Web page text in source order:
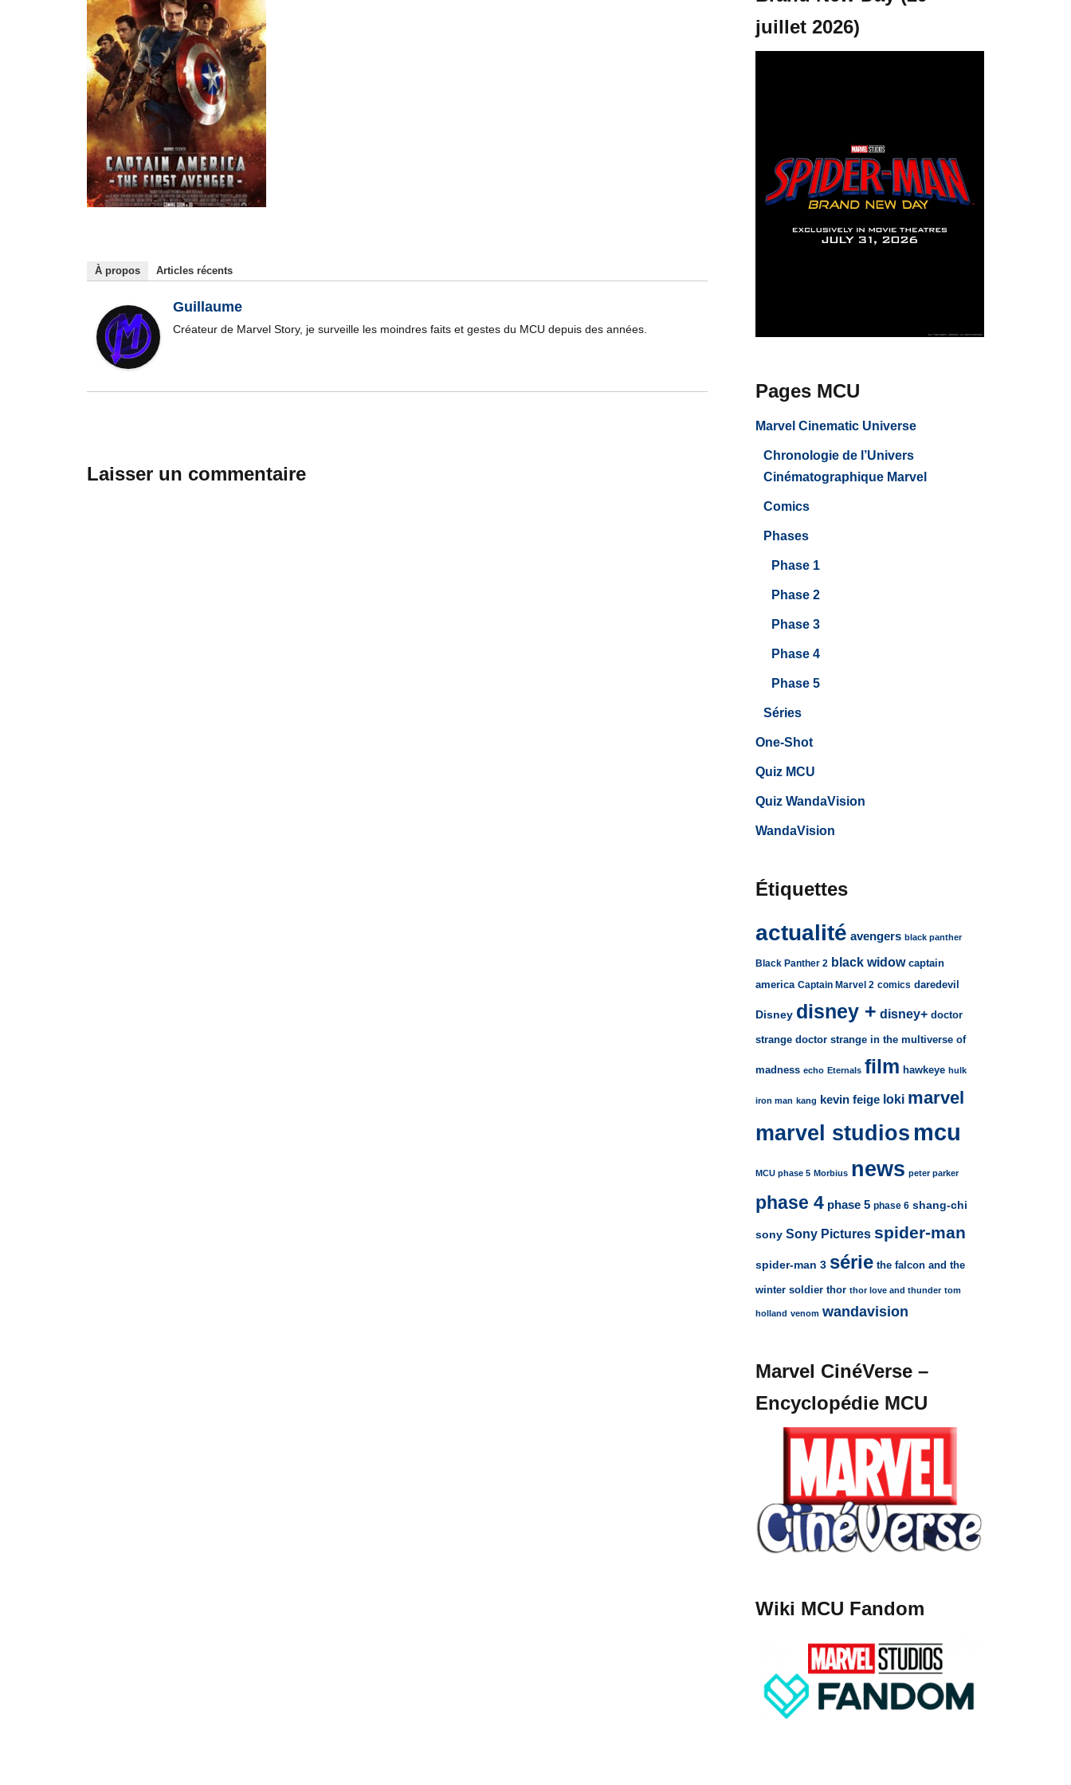
À propos Articles récents
Guillaume
Créateur de Marvel Story, je surveille les moindres faits et gestes du MCU depuis des années.
Laisser un commentaire
juillet 2026)
Pages MCU
Marvel Cinematic Universe
Chronologie de l’Univers
Cinématographique Marvel
Comics
Phases
Phase 1
Phase 2
Phase 3
Phase 4
Phase 5
Séries
One-Shot
Quiz MCU
Quiz WandaVision
WandaVision
Étiquettes
actualité avengers black panther
Black Panther 2 black widow captain
america Captain Marvel 2 comics daredevil
Disney disney + disney+ doctor
strange doctor strange in the multiverse of
madness echo Eternals film hawkeye hulk
iron man kang kevin feige loki marvel
marvel studios mcu
MCU phase 5 Morbius news peter parker
phase 4 phase 5 phase 6 shang-chi
sony Sony Pictures spider-man
spider-man 3 série the falcon and the
winter soldier thor thor love and thunder tom
holland venom wandavision
Marvel CinéVerse –
Encyclopédie MCU
Wiki MCU Fandom